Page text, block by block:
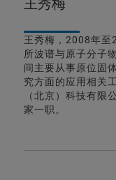
王秀梅
王秀梅，2008年至
所波谱与原子分子
间主要从事原位固
究方面的应用相关
（北京）科技有限
家一职。